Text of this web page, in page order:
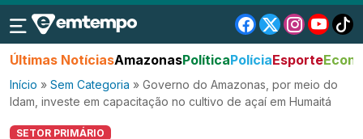
Últimas NotíciasAmazonasPolíticaPolíciaEsporte
Início » Sem Categoria » Governo do Amazonas, por meio do
Idam, investe em capacitação no cultivo de açaí em Humaitá
SETOR PRIMÁRIO